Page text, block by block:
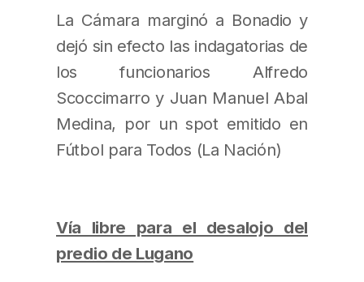
La Cámara marginó a Bonadio y
dejó sin efecto las indagatorias de
los funcionarios Alfredo
Scoccimarro y Juan Manuel Abal
Medina, por un spot emitido en
Fútbol para Todos (La Nación)
Vía libre para el desalojo del
predio de Lugano